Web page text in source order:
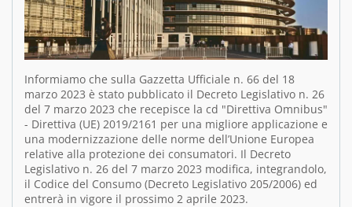
Informiamo che sulla Gazzetta Ufficiale n. 66 del 18
marzo 2023 è stato pubblicato il Decreto Legislativo n. 26
del 7 marzo 2023 che recepisce la cd "Direttiva Omnibus"
- Direttiva (UE) 2019/2161 per una migliore applicazione e
una modernizzazione delle norme dell’Unione Europea
relative alla protezione dei consumatori. Il Decreto
Legislativo n. 26 del 7 marzo 2023 modifica, integrandolo,
il Codice del Consumo (Decreto Legislativo 205/2006) ed
entrerà in vigore il prossimo 2 aprile 2023.